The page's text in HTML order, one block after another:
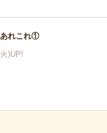
あれこれ①
)UP!